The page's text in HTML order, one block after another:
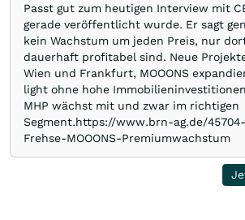
Passt gut zum heutigen Interview mit
gerade veröffentlicht wurde. Er sagt
kein Wachstum um jeden Preis, nur
dauerhaft profitabel sind. Neue
Wien und Frankfurt, MOOONS
light ohne hohe
MHP wächst mit und zwar im richtigen
Segment.https://www.brn-ag.de/
Frehse-MOOONS-Premiumwachstum